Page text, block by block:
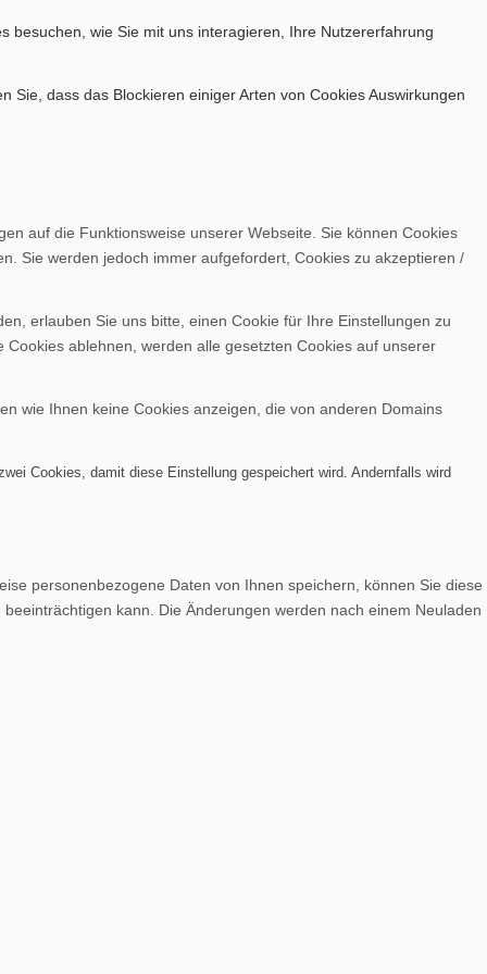
besuchen, wie Sie mit uns interagieren, Ihre Nutzererfahrung
dass das Blockieren einiger Arten von Cookies Auswirkungen
auf die Funktionsweise unserer Webseite. Sie können Cookies
Sie werden jedoch immer aufgefordert, Cookies zu akzeptieren /
erlauben Sie uns bitte, einen Cookie für Ihre Einstellungen zu
ablehnen, werden alle gesetzten Cookies auf unserer
wie Ihnen keine Cookies anzeigen, die von anderen Domains
Cookies, damit diese Einstellung gespeichert wird. Andernfalls wird
personenbezogene Daten von Ihnen speichern, können Sie diese
kann. Die Änderungen werden nach einem Neuladen